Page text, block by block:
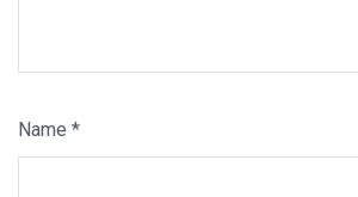
Name *